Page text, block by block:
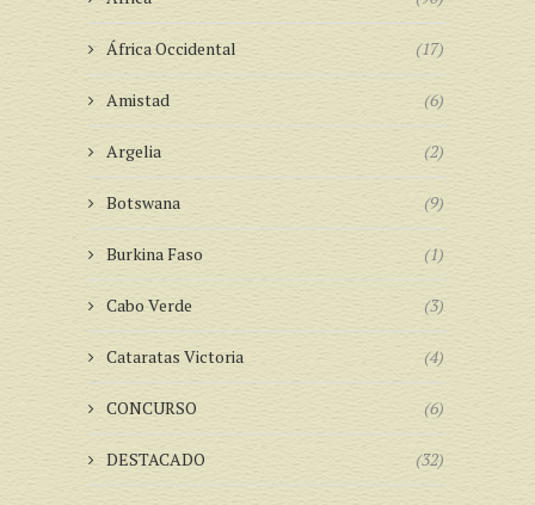
África Occidental (17)
Amistad (6)
Argelia (2)
Botswana (9)
Burkina Faso (1)
Cabo Verde (3)
Cataratas Victoria (4)
CONCURSO (6)
DESTACADO (32)